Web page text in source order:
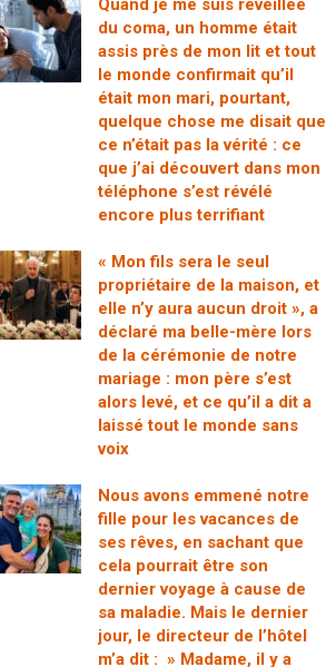
Quand je me suis réveillée
du coma, un homme était
assis près de mon lit et tout
le monde confirmait qu’il
était mon mari, pourtant,
quelque chose me disait que
ce n’était pas la vérité : ce
que j’ai découvert dans mon
téléphone s’est révélé
encore plus terrifiant
« Mon fils sera le seul
propriétaire de la maison, et
elle n’y aura aucun droit », a
déclaré ma belle-mère lors
de la cérémonie de notre
mariage : mon père s’est
alors levé, et ce qu’il a dit a
laissé tout le monde sans
voix
Nous avons emmené notre
fille pour les vacances de
ses rêves, en sachant que
cela pourrait être son
dernier voyage à cause de
sa maladie. Mais le dernier
jour, le directeur de l’hôtel
m’a dit : » Madame, il y a